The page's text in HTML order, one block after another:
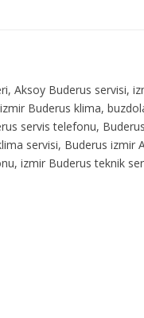
Aksoy Buderus servisi,
Buderus klima,
servis telefonu,
servisi, Buderus izmir
izmir Buderus teknik